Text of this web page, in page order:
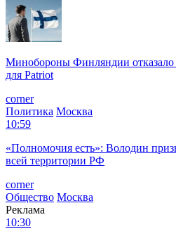
Минобороны Финляндии отказало
для Patriot
corner
Политика Москва
10:59
«Полномочия есть»: Володин
всей территории РФ
corner
Общество Москва
Реклама
10:30